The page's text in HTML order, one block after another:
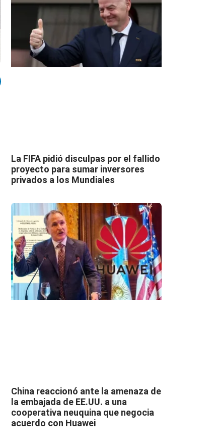
La FIFA pidió disculpas por el fallido
proyecto para sumar inversores
privados a los Mundiales
China reaccionó ante la amenaza de
la embajada de EE.UU. a una
cooperativa neuquina que negocia
acuerdo con Huawei